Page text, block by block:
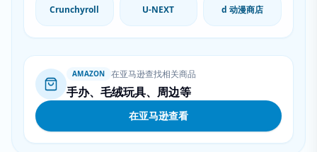
Crunchyroll U-NEXT d 动漫商店
AMAZON 在亚马逊查找相关商品
手办、毛绒玩具、周边等
在亚马逊查看